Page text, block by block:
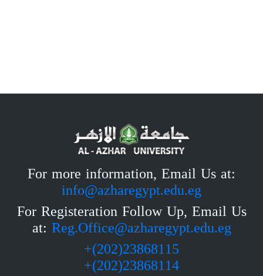
For more information, Email Us at:
info@azharegypt.edu.eg
For Registeration Follow Up, Email Us
at: Reg.Office@azharegypt.edu.eg
23868115(202)+
23868114(202)+